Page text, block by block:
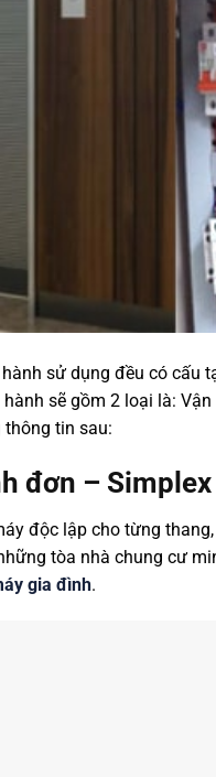
sử dụng đều có cấu
sẽ gồm 2 loại là:
thông tin sau:
đơn – Simplex
độc lập cho từng
tòa nhà chung cư
gia đình.